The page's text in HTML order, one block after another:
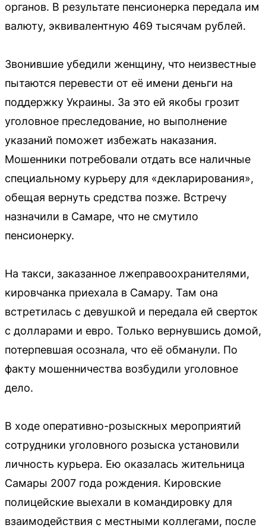
органов. В результате пенсионерка передала им
валюту, эквивалентную 469 тысячам рублей.
Звонившие убедили женщину, что неизвестные
пытаются перевести от её имени деньги на
поддержку Украины. За это ей якобы грозит
уголовное преследование, но выполнение
указаний поможет избежать наказания.
Мошенники потребовали отдать все наличные
специальному курьеру для «декларирования»,
обещая вернуть средства позже. Встречу
назначили в Самаре, что не смутило
пенсионерку.
На такси, заказанное лжеправоохранителями,
кировчанка приехала в Самару. Там она
встретилась с девушкой и передала ей сверток
с долларами и евро. Только вернувшись домой,
потерпевшая осознала, что её обманули. По
факту мошенничества возбудили уголовное
дело.
В ходе оперативно-розыскных мероприятий
сотрудники уголовного розыска установили
личность курьера. Ею оказалась жительница
Самары 2007 года рождения. Кировские
полицейские выехали в командировку для
взаимодействия с местными коллегами, после